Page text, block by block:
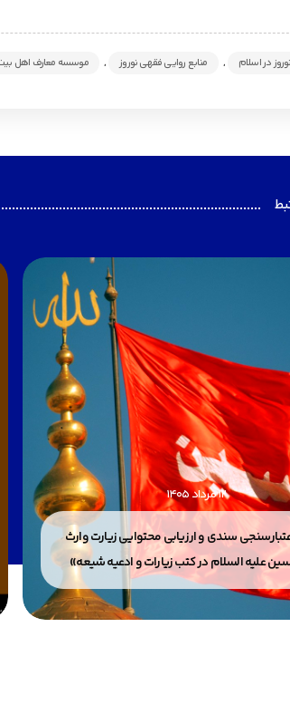
در اسلام , منابع روایی فقهی نوروز , موسسه معارف اهل
12 مرداد 1405
سندی و ارزیابی محتوایی زیارت وارث
علیه السلام در کتب زیارات و ادعیه شیعه»